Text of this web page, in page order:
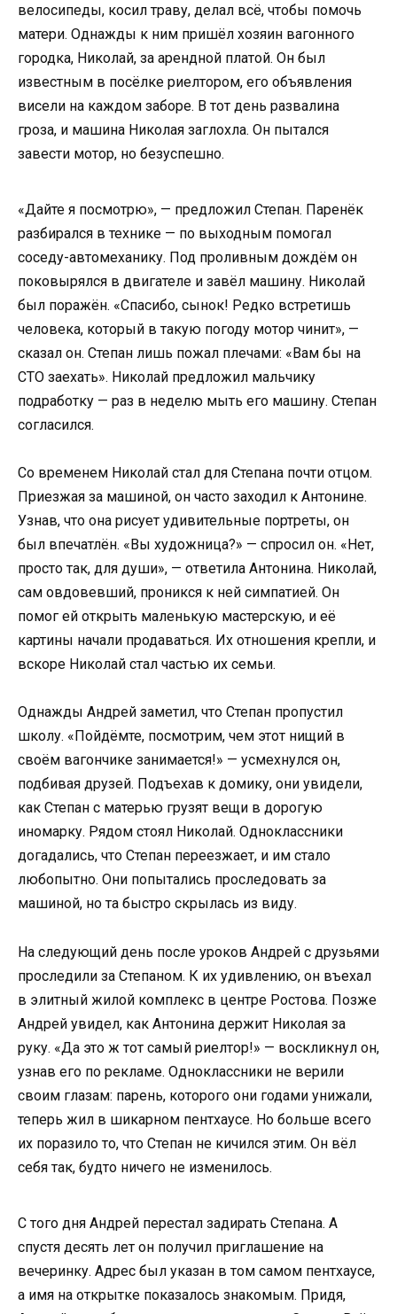
велосипеды, косил траву, делал всё, чтобы помочь
матери. Однажды к ним пришёл хозяин вагонного
городка, Николай, за арендной платой. Он был
известным в посёлке риелтором, его объявления
висели на каждом заборе. В тот день развалина
гроза, и машина Николая заглохла. Он пытался
завести мотор, но безуспешно.
«Дайте я посмотрю», — предложил Степан. Паренёк
разбирался в технике — по выходным помогал
соседу-автомеханику. Под проливным дождём он
поковырялся в двигателе и завёл машину. Николай
был поражён. «Спасибо, сынок! Редко встретишь
человека, который в такую погоду мотор чинит», —
сказал он. Степан лишь пожал плечами: «Вам бы на
СТО заехать». Николай предложил мальчику
подработку — раз в неделю мыть его машину. Степан
согласился.
Со временем Николай стал для Степана почти отцом.
Приезжая за машиной, он часто заходил к Антонине.
Узнав, что она рисует удивительные портреты, он
был впечатлён. «Вы художница?» — спросил он. «Нет,
просто так, для души», — ответила Антонина. Николай,
сам овдовевший, проникся к ней симпатией. Он
помог ей открыть маленькую мастерскую, и её
картины начали продаваться. Их отношения крепли, и
вскоре Николай стал частью их семьи.
Однажды Андрей заметил, что Степан пропустил
школу. «Пойдёмте, посмотрим, чем этот нищий в
своём вагончике занимается!» — усмехнулся он,
подбивая друзей. Подъехав к домику, они увидели,
как Степан с матерью грузят вещи в дорогую
иномарку. Рядом стоял Николай. Одноклассники
догадались, что Степан переезжает, и им стало
любопытно. Они попытались проследовать за
машиной, но та быстро скрылась из виду.
На следующий день после уроков Андрей с друзьями
проследили за Степаном. К их удивлению, он въехал
в элитный жилой комплекс в центре Ростова. Позже
Андрей увидел, как Антонина держит Николая за
руку. «Да это ж тот самый риелтор!» — воскликнул он,
узнав его по рекламе. Одноклассники не верили
своим глазам: парень, которого они годами унижали,
теперь жил в шикарном пентхаусе. Но больше всего
их поразило то, что Степан не кичился этим. Он вёл
себя так, будто ничего не изменилось.
С того дня Андрей перестал задирать Степана. А
спустя десять лет он получил приглашение на
вечеринку. Адрес был указан в том самом пентхаусе,
а имя на открытке показалось знакомым. Придя,